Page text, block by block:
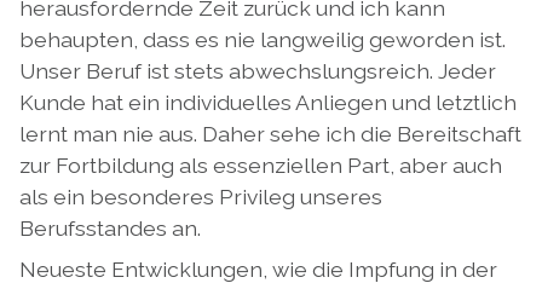
herausfordernde Zeit zurück und ich kann
behaupten, dass es nie langweilig geworden ist.
Unser Beruf ist stets abwechslungsreich. Jeder
Kunde hat ein individuelles Anliegen und letztlich
lernt man nie aus. Daher sehe ich die Bereitschaft
zur Fortbildung als essenziellen Part, aber auch
als ein besonderes Privileg unseres
Berufsstandes an.
Neueste Entwicklungen, wie die Impfung in der